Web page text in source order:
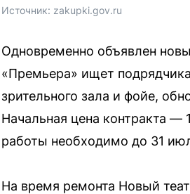
Источник: zakupki.gov.ru
Одновременно объявлен
«Премьера» ищет
зрительного зала и фойе,
Начальная цена контракта
работы необходимо до 31
На время ремонта Новый